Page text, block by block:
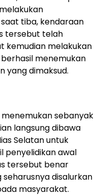
tiba, kendaraan
tersebut telah
kemudian melakukan
menemukan
yang dimaksud.
sebanyak
langsung dibawa
Selatan untuk
penyelidikan awal
tersebut benar
disalurkan
masyarakat.